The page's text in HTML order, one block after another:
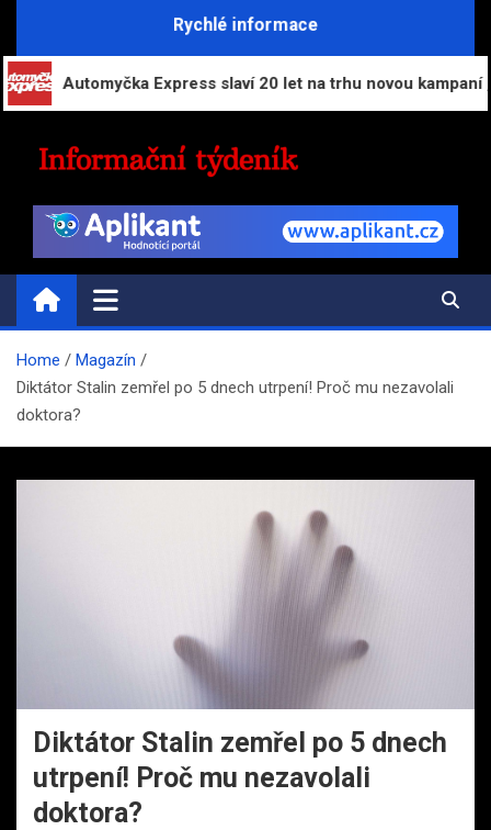
content
Rychlé informace
Automyčka Express slaví 20 let na trhu novou kampaní
INFORMAČNÍ-TÝDENÍK.CZ
Přehled zpravodajství a informací
Home
Magazín
Diktátor Stalin zemřel po 5 dnech utrpení! Proč mu nezavolali
doktora?
Diktátor Stalin zemřel po 5 dnech
utrpení! Proč mu nezavolali
doktora?